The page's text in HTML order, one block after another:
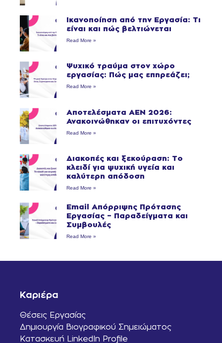
Ικανοποίηση από την Εργασία: Τι
είναι και πώς βελτιώνεται
Read More »
Ψυχικό τραύμα στον χώρο
εργασίας: Πώς μας επηρεάζει;
Read More »
Αποτελέσματα ΑΕΝ 2026:
Ανακοινώθηκαν οι επιτυχόντες
Read More »
Διακοπές και ξεκούραση: Το
κλειδί για ψυχική υγεία και
καλύτερη απόδοση
Read More »
Email Απόρριψης Πρότασης
Εργασίας – Παραδείγματα και
Συμβουλές
Read More »
Καριέρα
Θέσεις Εργασίας
Δημιουργία Βιογραφικού Σημειώματος
Κατασκευή LinkedIn Profile